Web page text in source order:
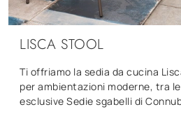
LISCA STOOL
Ti offriamo la sedia da cucina
per ambientazioni moderne, tra
esclusive Sedie sgabelli di